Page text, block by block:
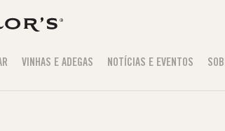
VINHAS E ADEGAS NOTÍCIAS E EVENTOS